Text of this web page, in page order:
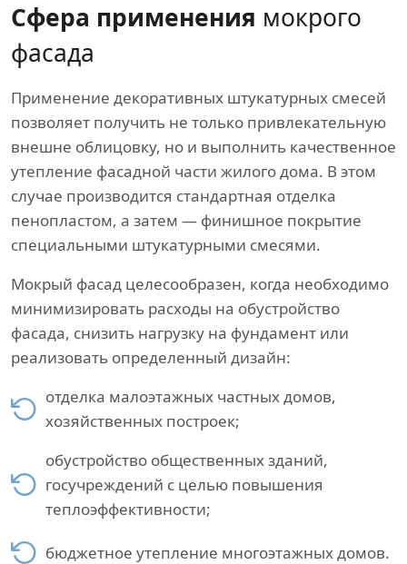
Сфера применения мокрого
фасада
Применение декоративных штукатурных смесей
позволяет получить не только привлекательную
внешне облицовку, но и выполнить качественное
утепление фасадной части жилого дома. В этом
случае производится стандартная отделка
пенопластом, а затем — финишное покрытие
специальными штукатурными смесями.
Мокрый фасад целесообразен, когда необходимо
минимизировать расходы на обустройство
фасада, снизить нагрузку на фундамент или
реализовать определенный дизайн:
отделка малоэтажных частных домов,
хозяйственных построек;
обустройство общественных зданий,
госучреждений с целью повышения
теплоэффективности;
бюджетное утепление многоэтажных домов.